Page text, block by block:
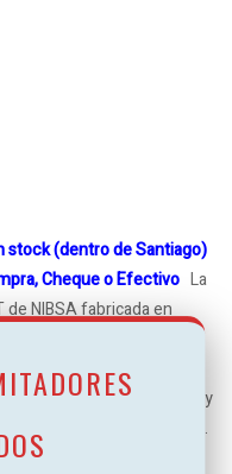
stock (dentro de Santiago)
Cheque o Efectivo La
de NIBSA fabricada en
de reducir la
enriquece con Magnesio,
el sabor del café, el té y
beneficios para la salud.
alarga la vida útil de los